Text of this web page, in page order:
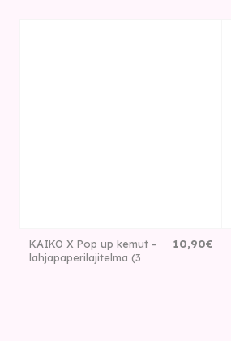
KAIKO X Pop up kemut -
lahjapaperilajitelma (3
10,90€